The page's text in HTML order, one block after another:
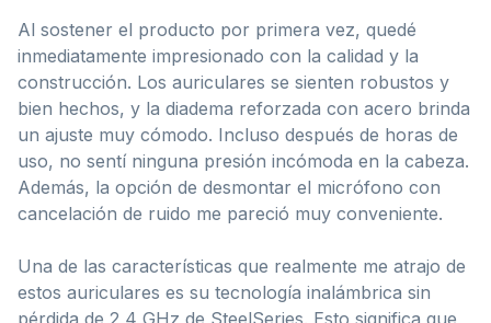
Al sostener el producto por primera vez, quedé
inmediatamente impresionado con la calidad y la
construcción. Los auriculares se sienten robustos y
bien hechos, y la diadema reforzada con acero brinda
un ajuste muy cómodo. Incluso después de horas de
uso, no sentí ninguna presión incómoda en la cabeza.
Además, la opción de desmontar el micrófono con
cancelación de ruido me pareció muy conveniente.
Una de las características que realmente me atrajo de
estos auriculares es su tecnología inalámbrica sin
pérdida de 2,4 GHz de SteelSeries. Esto significa que